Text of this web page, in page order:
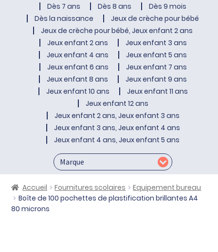
Dès 7 ans
Dès 8 ans
Dès 9 mois
Dès la naissance
Jeux de crèche pour bébé
Jeux de crèche pour bébé, Jeux enfant 2 ans
Jeux enfant 2 ans
Jeux enfant 3 ans
Jeux enfant 4 ans
Jeux enfant 5 ans
Jeux enfant 6 ans
Jeux enfant 7 ans
Jeux enfant 8 ans
Jeux enfant 9 ans
Jeux enfant 10 ans
Jeux enfant 11 ans
Jeux enfant 12 ans
Jeux enfant 2 ans, Jeux enfant 3 ans
Jeux enfant 3 ans, Jeux enfant 4 ans
Jeux enfant 4 ans, Jeux enfant 5 ans
Accueil Fournitures scolaires
Equipement bureau
Boîte de 100 pochettes de plastification brillantes A4
80 microns